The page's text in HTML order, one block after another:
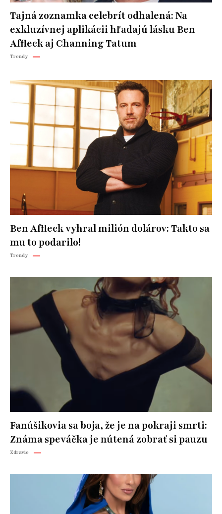
Tajná zoznamka celebrít odhalená: Na
exkluzívnej aplikácii hľadajú lásku Ben
Affleck aj Channing Tatum
Trendy
Ben Affleck vyhral milión dolárov: Takto sa
mu to podarilo!
Trendy
Fanúšikovia sa boja, že je na pokraji smrti:
Známa speváčka je nútená zobrať si pauzu
Zdravie